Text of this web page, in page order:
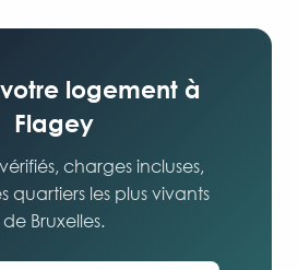
logement à
Flagey
charges incluses,
quartiers les plus vivants
de Bruxelles.